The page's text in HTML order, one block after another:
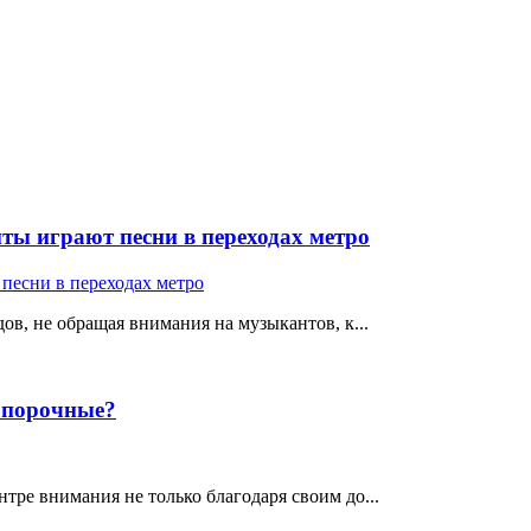
играют песни в переходах метро
не обращая внимания на музыкантов, к...
внимания не только благодаря своим до...